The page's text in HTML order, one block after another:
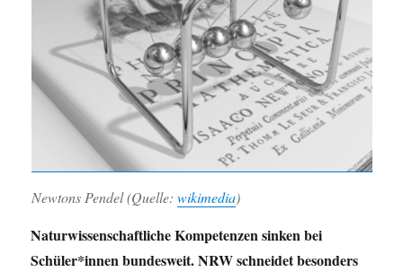
Newtons Pendel (Quelle: wikimedia)
Naturwissenschaftliche Kompetenzen sinken bei
Schüler*innen bundesweit. NRW schneidet besonders